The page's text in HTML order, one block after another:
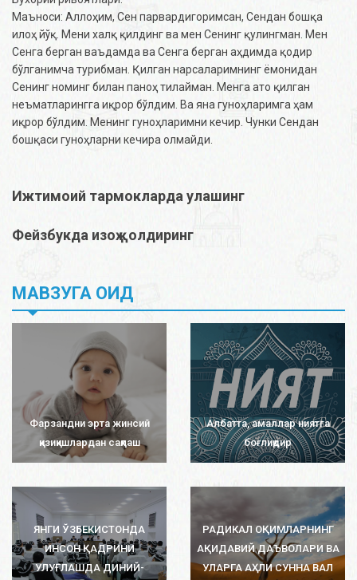
Маъноси: Аллоҳим, Сен парвардигоримсан, Сендан бошқа
илоҳ йўқ. Мени халқ қилдинг ва мен Сенинг қулингман. Мен
Сенга берган ваъдамда ва Сенга берган аҳдимда қодир
бўлганимча турибман. Қилган нарсаларимнинг ёмонидан
Сенинг номинг билан паноҳ тилайман. Менга ато қилган
неъматларингга иқрор бўлдим. Ва яна гуноҳларимга ҳам
иқрор бўлдим. Менинг гуноҳларимни кечир. Чунки Сендан
бошқаси гуноҳларни кечира олмайди.
Ижтимоий тармокларда улашинг
Фейзбукда изоҳ қолдиринг
МАВЗУГА ОИД
Фарзандни эрта жинсий
қизиқишлардан сақлаш
Албатта, амаллар ниятга
боғлиқдир
ЯНГИ ЎЗБЕКИСТОНДА
ИНСОН ҚАДРИНИ
УЛУҒЛАШДА ДИНИЙ-
РАДИКАЛ ОҚИМЛАРНИНГ
АҚИДАВИЙ ДАЪВОЛАРИ ВА
УЛАРГА АҲЛИ СУННА ВАЛ